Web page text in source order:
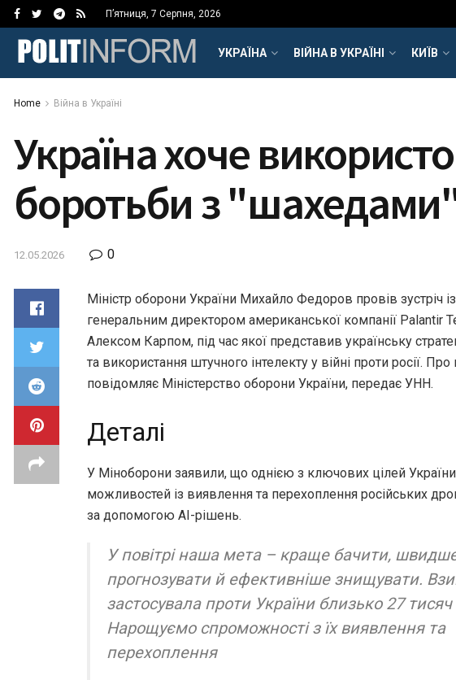
П’ятниця, 7 Серпня, 2026
УКРАЇНА ВІЙНА В УКРАЇНІ КИЇВ
Home Війна в Україні
Україна хоче
боротьби з
12.05.2026 0
Міністр оборони України Михайло Федоров провів зустріч із
генеральним директором американської компанії Palantir
Алексом Карпом, під час якої представив українську
та використання штучного інтелекту у війні проти росії. Про
повідомляє Міністерство оборони України, передає УНН.
Деталі
У Міноборони заявили, що однією з ключових цілей
можливостей із виявлення та перехоплення російських
за допомогою AI-рішень.
У повітрі наша мета – краще бачити,
прогнозувати й ефективніше знищувати.
застосувала проти України близько 27 тисяч
Нарощуємо спроможності з їх виявлення та
перехоплення